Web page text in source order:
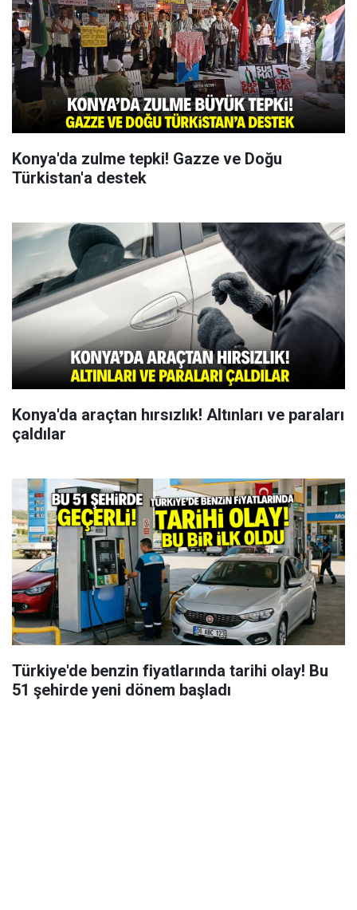
Konya'da zulme tepki! Gazze ve Doğu
Türkistan'a destek
Konya'da araçtan hırsızlık! Altınları ve paraları
çaldılar
Türkiye'de benzin fiyatlarında tarihi olay! Bu
51 şehirde yeni dönem başladı